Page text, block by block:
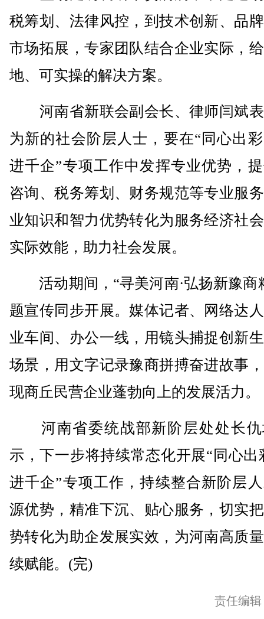
税筹划、法律风控，到技术创新、品
市场拓展，专家团队结合企业实际，
地、可实操的解决方案。
河南省新联会副会长、律师闫斌
为新的社会阶层人士，要在“同心出
进千企”专项工作中发挥专业优势，
咨询、税务筹划、财务规范等专业服
业知识和智力优势转化为服务经济社
实际效能，助力社会发展。
活动期间，“寻美河南·弘扬新豫商
题宣传同步开展。媒体记者、网络达
业车间、办公一线，用镜头捕捉创新
场景，用文字记录豫商拼搏奋进故事
现商丘民营企业蓬勃向上的发展活力。
河南省委统战部新阶层处处长仇
示，下一步将持续常态化开展“同心出
进千企”专项工作，持续整合新阶层
源优势，精准下沉、贴心服务，切实
势转化为助企发展实效，为河南高质
续赋能。(完)
责任编